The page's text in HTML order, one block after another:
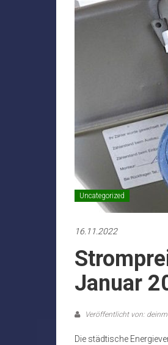
Uncategorized
16.11.2022
Januar
Veröffentlicht von:
Die städtische